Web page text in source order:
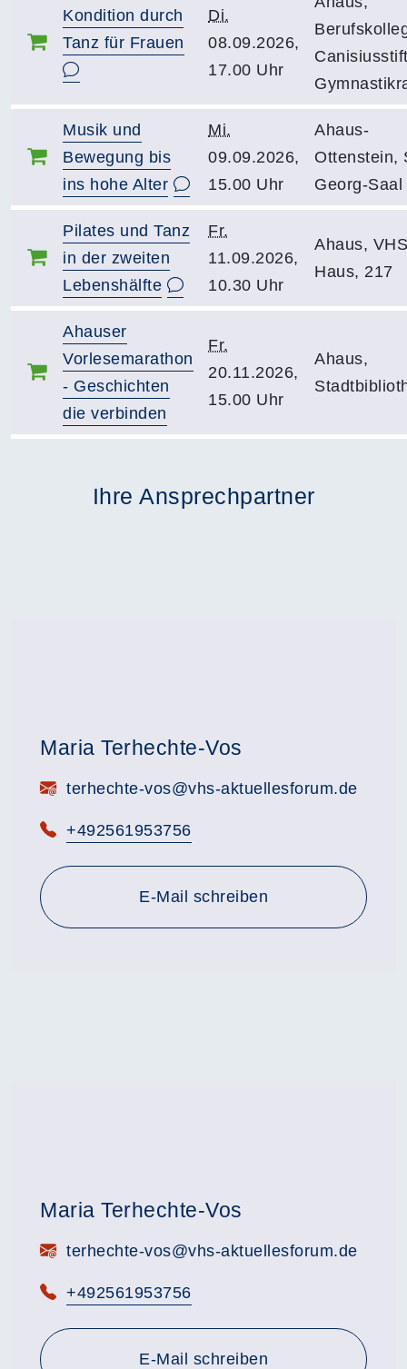
Kondition durch
Tanz für Frauen
Di.
08.09.2026,
17.00 Uhr
Musik und
Bewegung bis
ins hohe Alter
Mi.
09.09.2026,
15.00 Uhr
Ahaus-
Ottenstein,
Georg-Saal
Pilates und Tanz
in der zweiten
Lebenshälfte
Fr.
11.09.2026,
10.30 Uhr
Ahaus,
Haus, 217
Ahauser
Vorlesemarathon
- Geschichten
die verbinden
Fr.
20.11.2026,
15.00 Uhr
Ahaus,
Ihre Ansprechpartner
Maria Terhechte-Vos
E-Mail:terhechte-vos@vhs-aktuellesforum.de
Telefon:
+492561953756
E-Mail schreiben
Maria Terhechte-Vos
E-Mail:terhechte-vos@vhs-aktuellesforum.de
Telefon:
+492561953756
E-Mail schreiben